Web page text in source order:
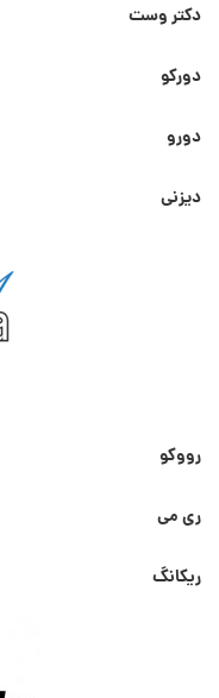
دکتر وست
دورکو
دورو
دیزنی
رووکو
ری می
ریکانگ